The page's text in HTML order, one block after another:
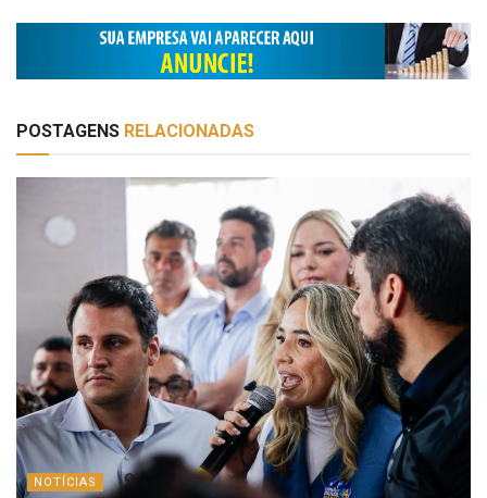
POSTAGENS RELACIONADAS
NOTÍCIAS